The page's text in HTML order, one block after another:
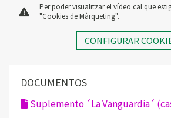
Per poder visualitzar el vídeo cal que
"Cookies de Màrqueting".
CONFIGURAR
DOCUMENTOS
Suplemento ´La Vanguardia´